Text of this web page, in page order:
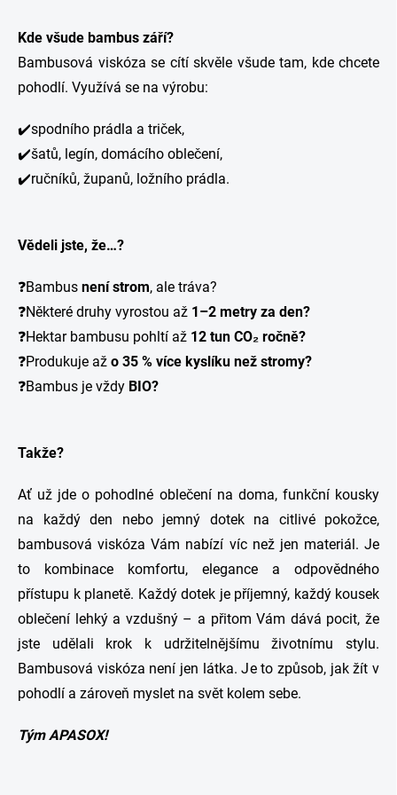
Kde všude bambus září?
Bambusová viskóza se cítí skvěle všude tam, kde chcete
pohodlí. Využívá se na výrobu:
✔️spodního prádla a triček,
✔️šatů, legín, domácího oblečení,
✔️ručníků, županů, ložního prádla.
Vědeli jste, že…?
❓Bambus není strom, ale tráva?
❓Některé druhy vyrostou až 1–2 metry za den?
❓Hektar bambusu pohltí až 12 tun CO₂ ročně?
❓Produkuje až o 35 % více kyslíku než stromy?
❓Bambus je vždy BIO?
Takže?
Ať už jde o pohodlné oblečení na doma, funkční kousky
na každý den nebo jemný dotek na citlivé pokožce,
bambusová viskóza Vám nabízí víc než jen materiál. Je
to kombinace komfortu, elegance a odpovědného
přístupu k planetě. Každý dotek je příjemný, každý kousek
oblečení lehký a vzdušný – a přitom Vám dává pocit, že
jste udělali krok k udržitelnějšímu životnímu stylu.
Bambusová viskóza není jen látka. Je to způsob, jak žít v
pohodlí a zároveň myslet na svět kolem sebe.
Tým APASOX!